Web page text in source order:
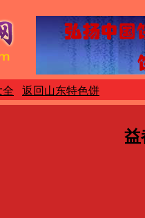
全 返回山东特色饼
益